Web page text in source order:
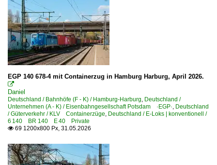
EGP 140 678-4 mit Containerzug in Hamburg Harburg, April 2026.

Daniel
Deutschland / Bahnhöfe (F - K) / Hamburg-Harburg, Deutschland /
Unternehmen (A - K) / Eisenbahngesellschaft Potsdam ·EGP·, Deutschland
/ Güterverkehr / KLV Containerzüge, Deutschland / E-Loks | konventionell /
6 140 BR 140 E 40 Private
 69 1200x800 Px, 31.05.2026